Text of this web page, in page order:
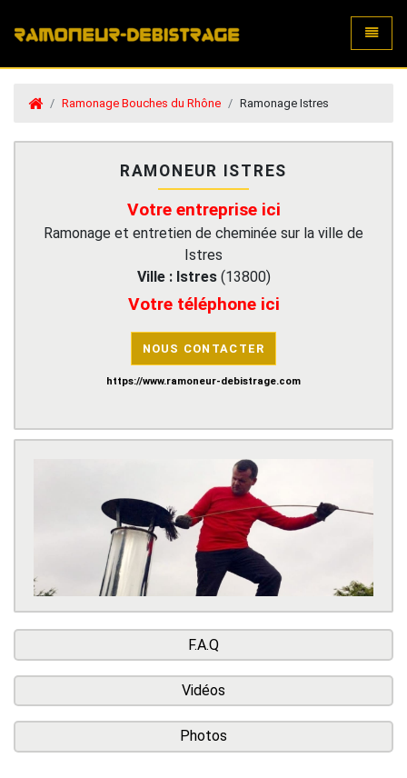
Ramonage Bouches du Rhône Ramonage Istres
RAMONEUR ISTRES
Votre entreprise ici
Ramonage et entretien de cheminée sur la ville de
Istres
Ville : Istres(13800)
Votre téléphone ici
NOUS CONTACTER
https://www.ramoneur-debistrage.com
F.A.Q
Vidéos
Photos